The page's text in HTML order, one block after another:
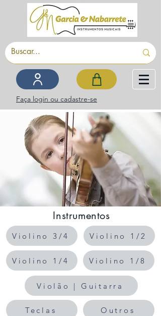
Faça login ou cadastre-se
Instrumentos
Violino 3/4
Violino 1/4
Violino 1/2
Violino 1/8
Violão | Guitarra
Teclas Outros